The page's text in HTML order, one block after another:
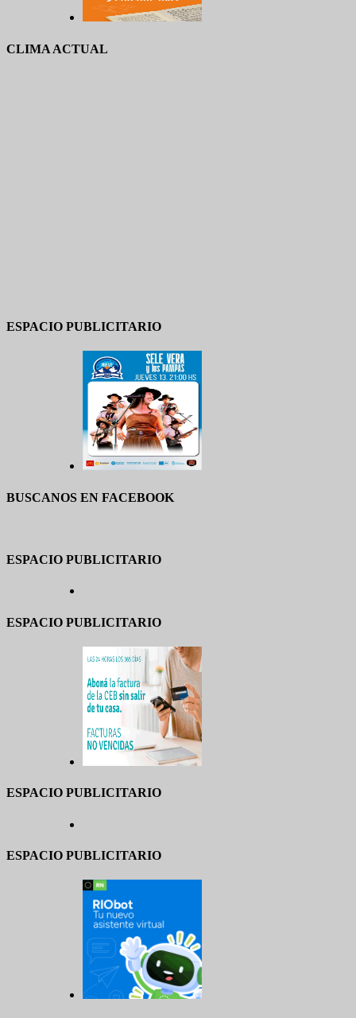
CLIMA ACTUAL
ESPACIO PUBLICITARIO
BUSCANOS EN FACEBOOK
ESPACIO PUBLICITARIO
ESPACIO PUBLICITARIO
ESPACIO PUBLICITARIO
ESPACIO PUBLICITARIO